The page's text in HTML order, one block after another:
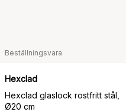
Beställningsvara
Hexclad
Hexclad glaslock rostfritt stål,
Ø20 cm